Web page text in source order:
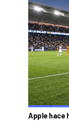
Apple hace